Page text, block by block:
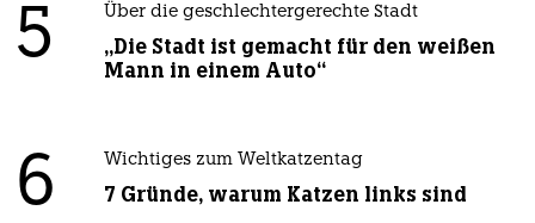
5 Über die geschlechtergerechte Stadt
„Die Stadt ist gemacht für den weißen
Mann in einem Auto“
6 Wichtiges zum Weltkatzentag
7 Gründe, warum Katzen links sind